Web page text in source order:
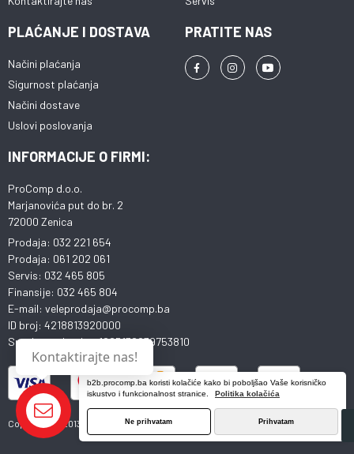
b2b.procomp.ba koristi kolačiće kako bi poboljšao Vaše korisničko
iskustvo i funkcionalnost stranice.
Politika kolačića
Ne prihvatam Prihvatam
PLAĆANJE I DOSTAVA
Načini plaćanja
Sigurnost plaćanja
Načini dostave
Uslovi poslovanja
PRATITE NAS
INFORMACIJE O FIRMI:
ProComp d.o.o.
Marjanovića put do br. 2
72000 Zenica
Prodaja: 032 221 654
Prodaja: 061 202 061
Servis: 032 465 805
Finansije: 032 465 804
E-mail: veleprodaja@procomp.ba
ID broj: 4218813920000
Sparkasse banka: 1995130039753810
Copyright © 2013 - 2025 ProComp d.o.o. Sva prava pridržana.
Kontaktirajte nas!